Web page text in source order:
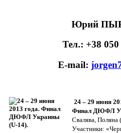
Юрий
Тел.: +38 050
E-mail:
24 – 29 июня
Финал ДЮФЛ
Свалява, Поляна
Участники: